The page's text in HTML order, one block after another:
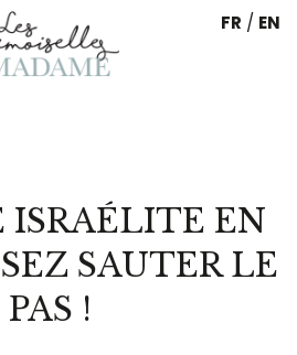
FR / EN
ISRAÉLITE EN
SAUTER LE
PAS !